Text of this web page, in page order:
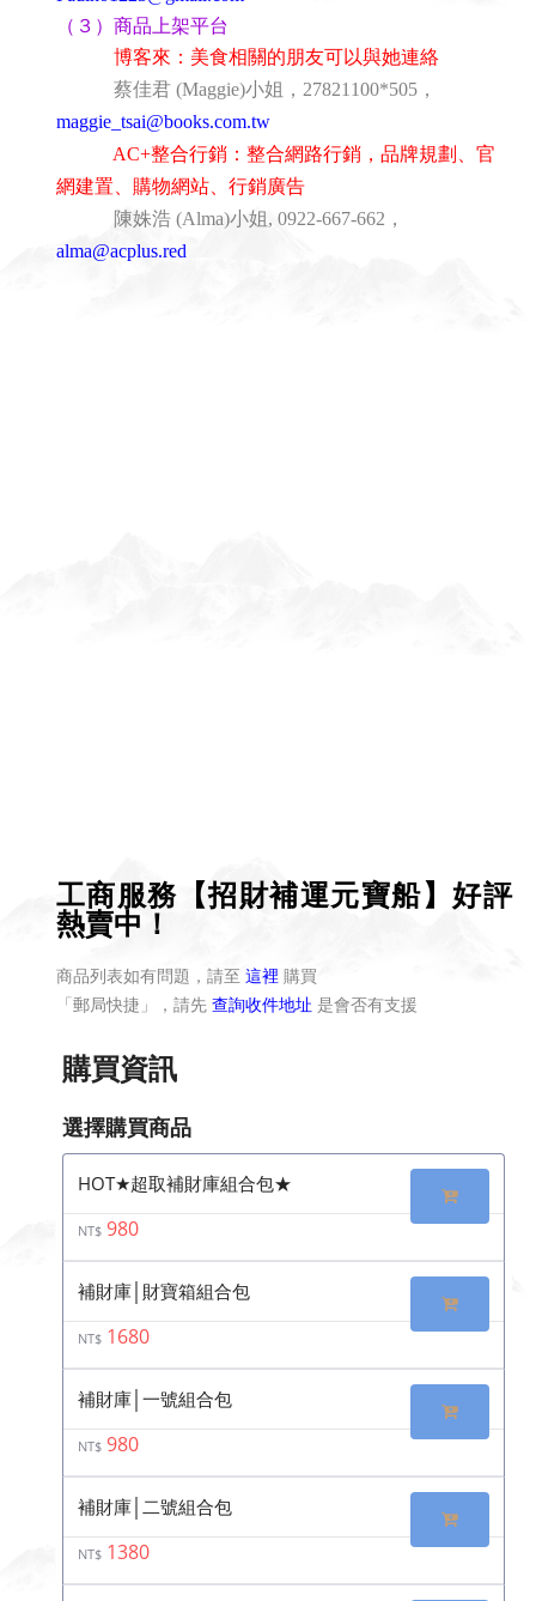
（３）商品上架平台
博客來：美食相關的朋友可以與她連絡
蔡佳君 (Maggie)小姐，27821100*505，
maggie_tsai@books.com.tw
AC+整合行銷：整合網路行銷，品牌規劃、官
網建置、購物網站、行銷廣告
陳姝浩 (Alma)小姐, 0922-667-662，
alma@acplus.red
工商服務【招財補運元寶船】好評
熱賣中！
商品列表如有問題，請至 這裡 購買
「郵局快捷」，請先 查詢收件地址 是會否有支援
購買資訊
選擇購買商品
HOT★超取補財庫組合包★
NT$ 980
補財庫│財寶箱組合包
NT$ 1680
補財庫│一號組合包
NT$ 980
補財庫│二號組合包
NT$ 1380